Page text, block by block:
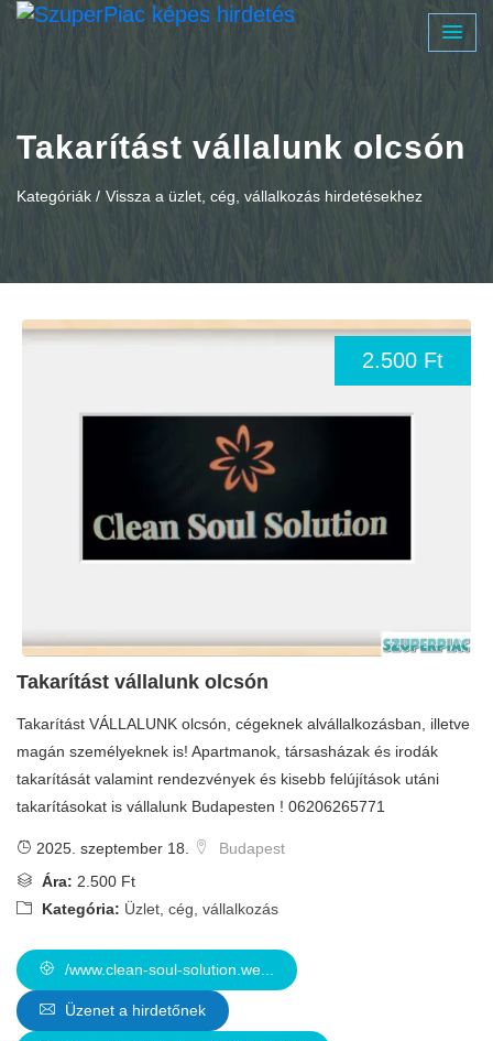
Takarítást vállalunk olcsón
Kategóriák / Vissza a üzlet, cég, vállalkozás hirdetésekhez
2.500 Ft
Takarítást vállalunk olcsón
Takarítást VÁLLALUNK olcsón, cégeknek alvállalkozásban, illetve
magán személyeknek is! Apartmanok, társasházak és irodák
takarítását valamint rendezvények és kisebb felújítások utáni
takarításokat is vállalunk Budapesten ! 06206265771
2025. szeptember 18.
Budapest
Ára: 2.500 Ft
Kategória: Üzlet, cég, vállalkozás
/www.clean-soul-solution.we...
Üzenet a hirdetőnek